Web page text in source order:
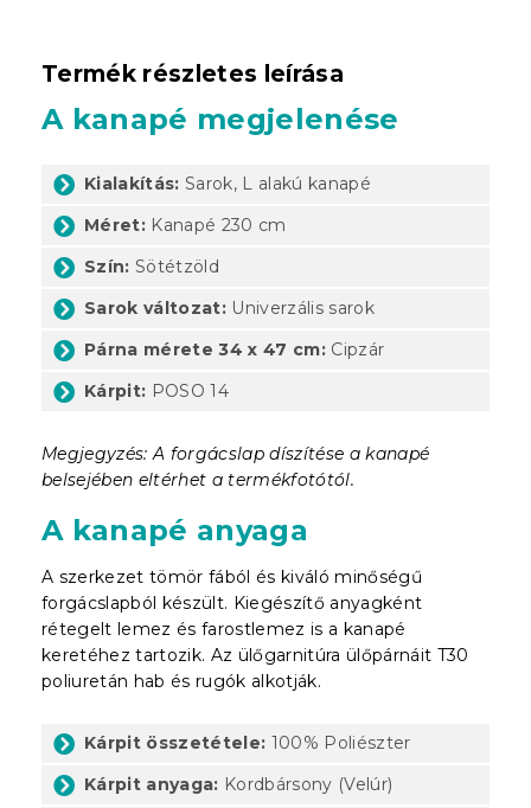
Termék részletes leírása
A kanapé megjelenése
Kialakítás: Sarok, L alakú kanapé
Méret: Kanapé 230 cm
Szín: Sötétzöld
Sarok változat: Univerzális sarok
Párna mérete 34 x 47 cm: Cipzár
Kárpit: POSO 14
Megjegyzés: A forgácslap díszítése a kanapé
belsejében eltérhet a termékfotótól.
A kanapé anyaga
A szerkezet tömör fából és kiváló minőségű
forgácslapból készült. Kiegészítő anyagként
rétegelt lemez és farostlemez is a kanapé
keretéhez tartozik. Az ülőgarnitúra ülőpárnáit T30
poliuretán hab és rugók alkotják.
Kárpit összetétele: 100% Poliészter
Kárpit anyaga: Kordbársony (Velúr)